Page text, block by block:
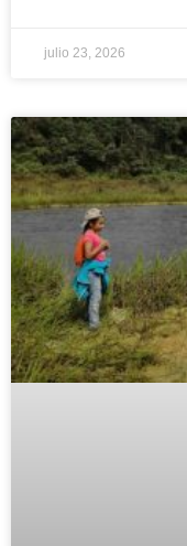
julio 23, 2026